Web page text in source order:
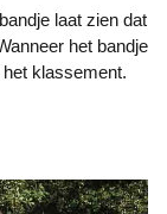
het bandje
klassement.